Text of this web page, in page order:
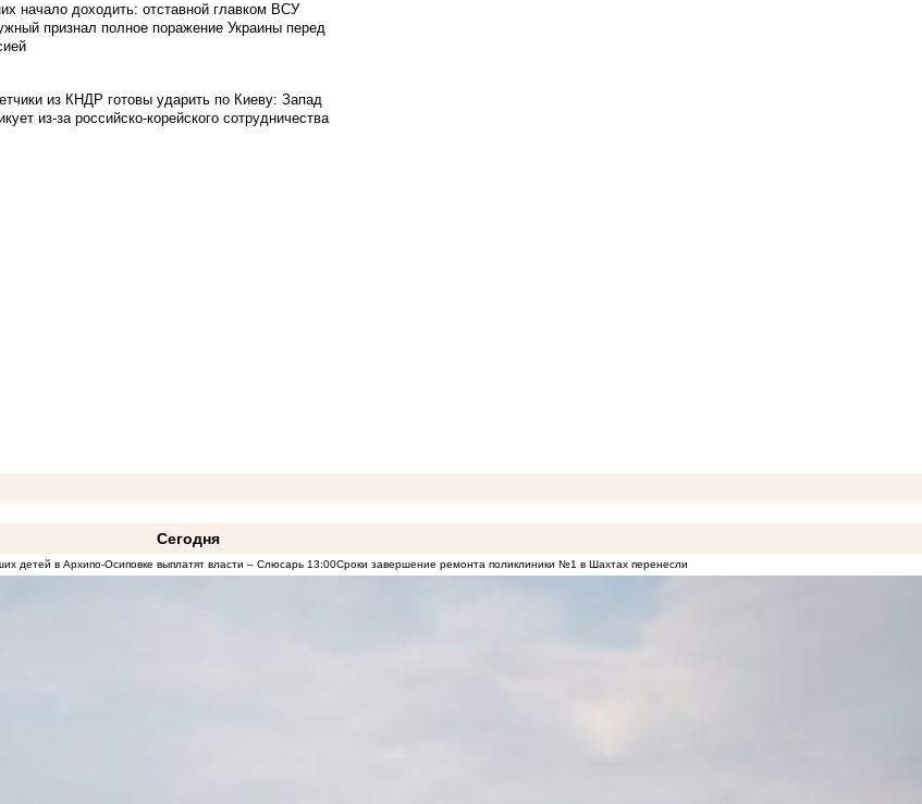
начало доходить: отставной главком ВСУ
признал полное поражение Украины перед
из КНДР готовы ударить по Киеву: Запад
из-за российско-корейского сотрудничества
Сегодня
детей в Архипо-Осиповке выплатят власти – Слюсарь 13:00Сроки завершение ремонта поликлиники №1 в Шахтах перенесли